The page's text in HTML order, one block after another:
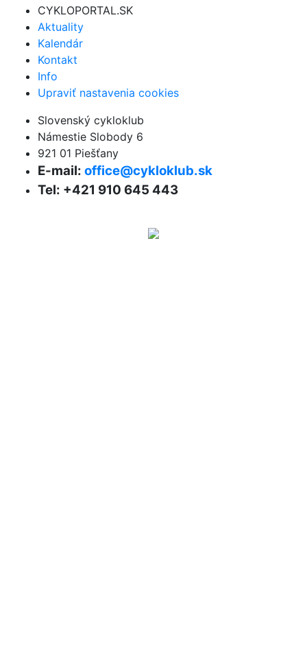
CYKLOPORTAL.SK
Aktuality
Kalendár
Kontakt
Info
Upraviť nastavenia cookies
Slovenský cykloklub
Námestie Slobody 6
921 01 Piešťany
E-mail: office@cykloklub.sk
Tel: +421 910 645 443